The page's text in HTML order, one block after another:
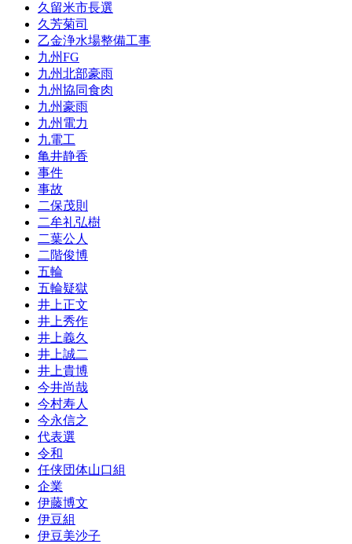
久留米市長選
久芳菊司
乙金浄水場整備工事
九州FG
九州北部豪雨
九州協同食肉
九州豪雨
九州電力
九電工
亀井静香
事件
事故
二保茂則
二牟礼弘樹
二葉公人
二階俊博
五輪
五輪疑獄
井上正文
井上秀作
井上義久
井上誠二
井上貴博
今井尚哉
今村寿人
今永信之
代表選
令和
任侠団体山口組
企業
伊藤博文
伊豆組
伊豆美沙子